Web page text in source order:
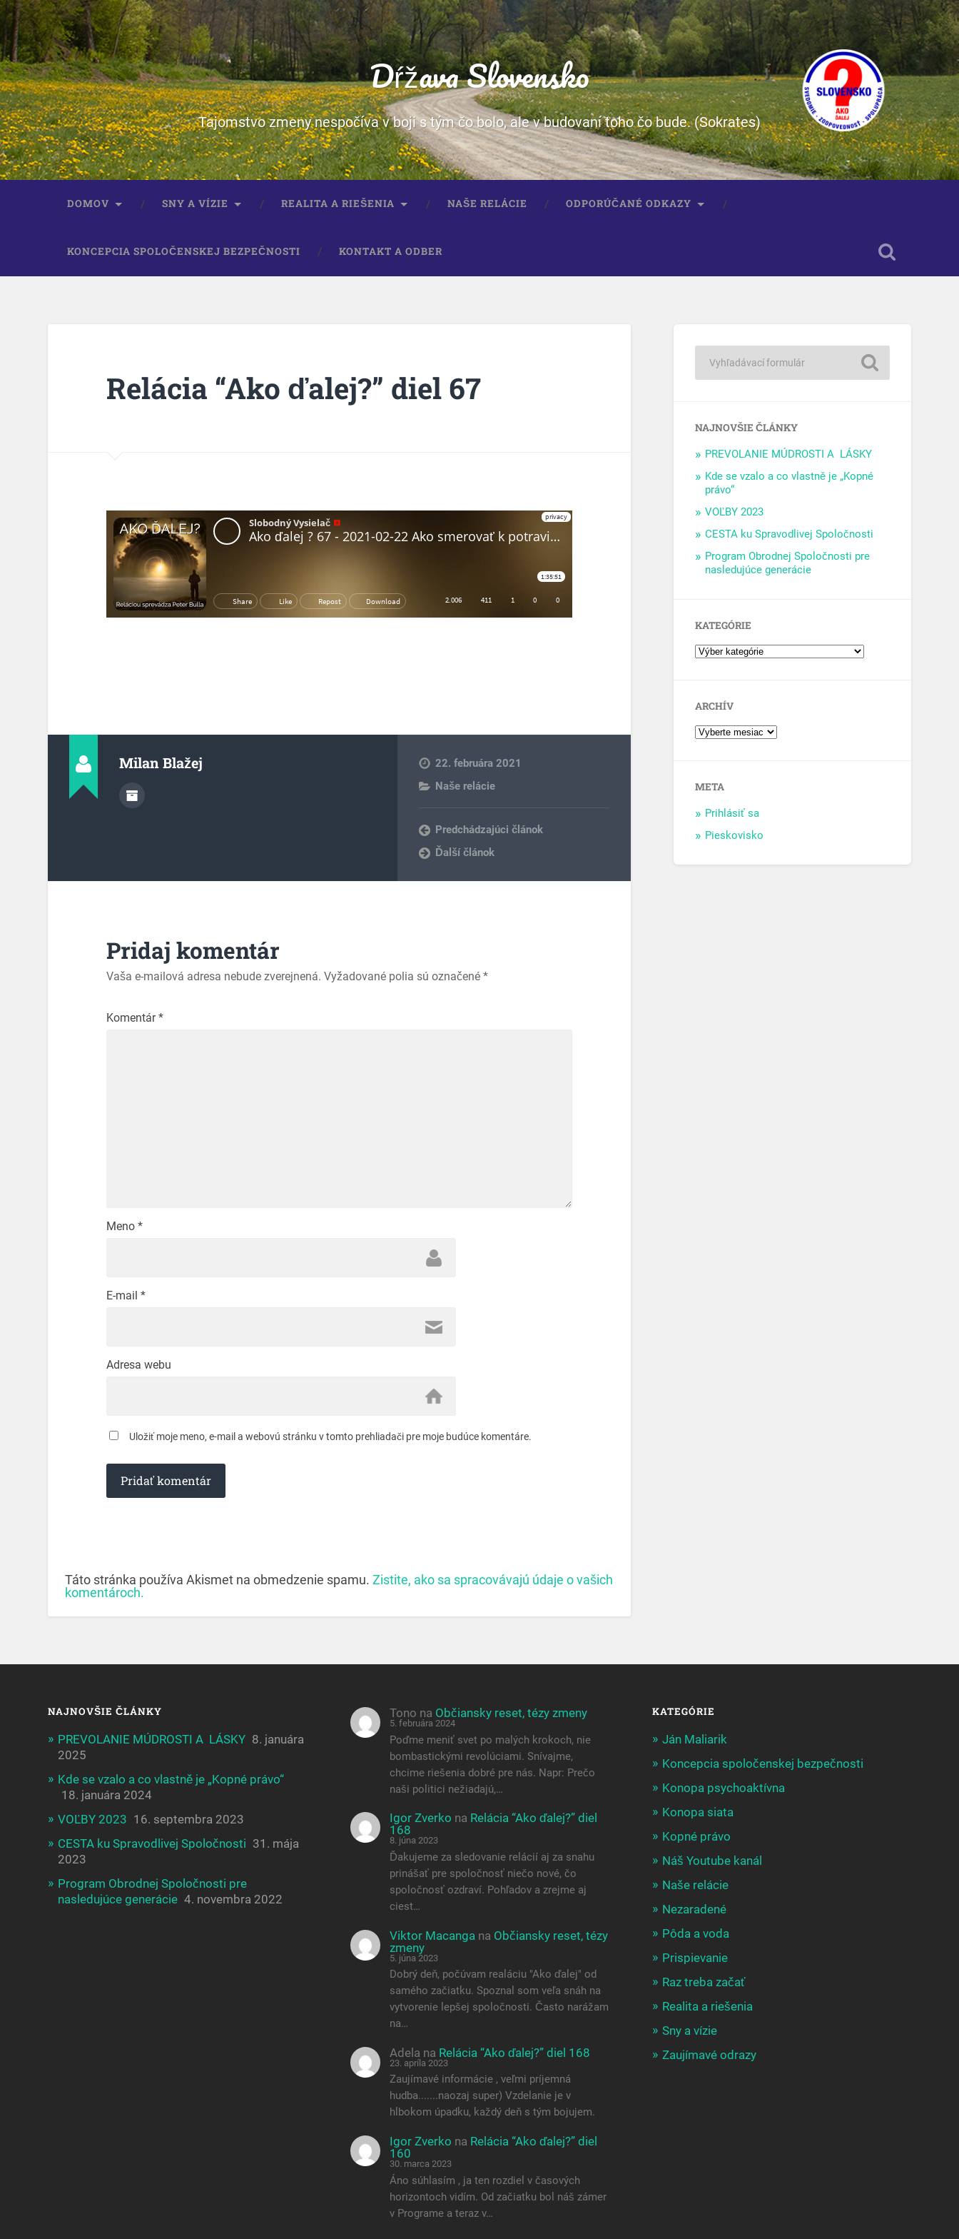
Dŕžava Slovensko
Tajomstvo zmeny nespočíva v boji s tým čo bolo, ale v budovaní toho čo bude. (Sokrates)
DOMOV SNY A VÍZIE REALITA A RIEŠENIA NAŠE RELÁCIE ODPORÚČANÉ ODKAZY
KONCEPCIA SPOLOČENSKEJ BEZPEČNOSTI KONTAKT A ODBER
Relácia “Ako ďalej?” diel 67
Milan Blažej
22. februára 2021
Naše relácie
Predchádzajúci článok
Ďalší článok
Pridaj komentár
Vaša e-mailová adresa nebude zverejnená. Vyžadované polia sú označené *
Komentár*
Meno *
E-mail *
Adresa webu
Uložiť moje meno, e-mail a webovú stránku v tomto prehliadači pre moje budúce komentáre.
Táto stránka používa Akismet na obmedzenie spamu.Zistite, ako sa spracovávajú údaje o vašich
komentároch.
NAJNOVŠIE ČLÁNKY
PREVOLANIE MÚDROSTI A LÁSKY
Kde se vzalo a co vlastně je „Kopné
právo“
VOĽBY 2023
CESTA ku Spravodlivej Spoločnosti
Program Obrodnej Spoločnosti pre
nasledujúce generácie
KATEGÓRIE
ARCHÍV
META
Prihlásiť sa
Pieskovisko
NAJNOVŠIE ČLÁNKY
PREVOLANIE MÚDROSTI A LÁSKY 8. januára
2025
Kde se vzalo a co vlastně je „Kopné právo“
18. januára 2024
VOĽBY 2023 16. septembra 2023
CESTA ku Spravodlivej Spoločnosti 31. mája
2023
Program Obrodnej Spoločnosti pre
nasledujúce generácie 4. novembra 2022
Tono na Občiansky reset, tézy zmeny
5. februára 2024
Poďme meniť svet po malých krokoch, nie
bombastickými revolúciami. Snívajme,
chcime riešenia dobré pre nás. Napr: Prečo
naši politici nežiadajú,…
Igor Zverko na Relácia “Ako ďalej?” diel
168
8. júna 2023
Ďakujeme za sledovanie relácií aj za snahu
prinášať pre spoločnosť niečo nové, čo
spoločnosť ozdraví. Pohľadov a zrejme aj
ciest…
Viktor Macanga na Občiansky reset, tézy
zmeny
5. júna 2023
Dobrý deň, počúvam realáciu "Ako ďalej" od
samého začiatku. Spoznal som veľa snáh na
vytvorenie lepšej spoločnosti. Často narážam
na…
Adela na Relácia “Ako ďalej?” diel 168
23. apríla 2023
Zaujímavé informácie , veľmi príjemná
hudba.......naozaj super) Vzdelanie je v
hlbokom úpadku, každý deň s tým bojujem.
Igor Zverko na Relácia “Ako ďalej?” diel
160
30. marca 2023
Áno súhlasím , ja ten rozdiel v časových
horizontoch vidím. Od začiatku bol náš zámer
v Programe a teraz v…
KATEGÓRIE
Ján Maliarik
Koncepcia spoločenskej bezpečnosti
Konopa psychoaktívna
Konopa siata
Kopné právo
Náš Youtube kanál
Naše relácie
Nezaradené
Pôda a voda
Prispievanie
Raz treba začať
Realita a riešenia
Sny a vízie
Zaujímavé odrazy